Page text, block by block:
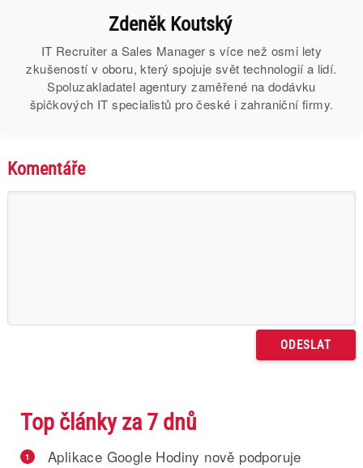
Zdeněk Koutský
IT Recruiter a Sales Manager s více než osmi lety
zkušeností v oboru, který spojuje svět technologií a lidí.
Spoluzakladatel agentury zaměřené na dodávku
špičkových IT specialistů pro české i zahraniční firmy.
Komentáře
Top články za 7 dnů
1
Aplikace Google Hodiny nově podporuje